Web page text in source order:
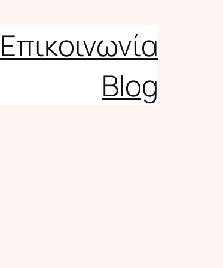
Επικοινωνία
Blog